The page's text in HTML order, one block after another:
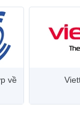
VÀ CÔNG
dõi MST:
về